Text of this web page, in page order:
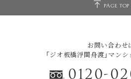
PAGE TOP
お問い合わせ
「ジオ板橋浮間舟渡」マン
0120-